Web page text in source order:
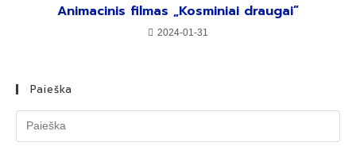
Animacinis filmas „Kosminiai draugai”
2024-01-31
Paieška